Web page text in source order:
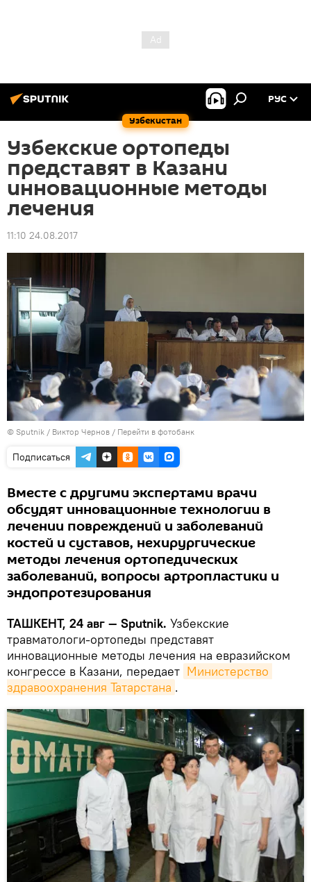
Узбекистан
РУС
Узбекские ортопеды
представят в Казани
инновационные методы
лечения
11:10 24.08.2017
© Sputnik / Виктор Чернов / Перейти в фотобанк
Подписаться
Вместе с другими экспертами врачи
обсудят инновационные технологии в
лечении повреждений и заболеваний
костей и суставов, нехирургические
методы лечения ортопедических
заболеваний, вопросы артропластики и
эндопротезирования
ТАШКЕНТ, 24 авг — Sputnik. Узбекские
травматологи-ортопеды представят
инновационные методы лечения на евразийском
конгрессе в Казани, передает Министерство
здравоохранения Татарстана .